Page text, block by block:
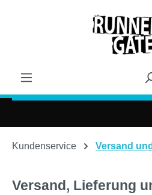
Zum Hauptinhalt springen
Kundenservice Versand
Versand, Lieferung